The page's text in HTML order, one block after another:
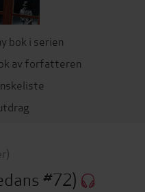
bok i serien
av forfatteren
#72)